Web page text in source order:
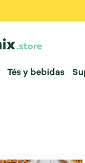
Tés y bebidas